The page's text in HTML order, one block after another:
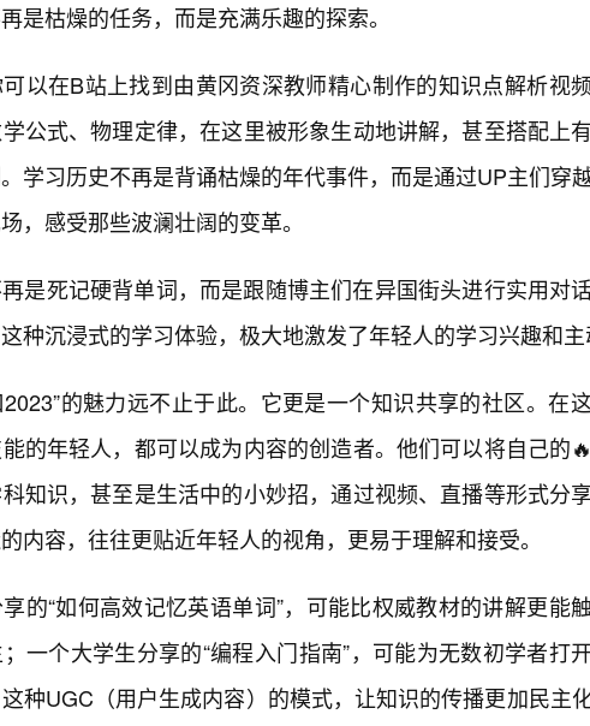
是枯燥的任务，而是充满乐趣的探索。
以在B站上找到由黄冈资深教师精心制作的知识点解析视
公式、物理定律，在这里被形象生动地讲解，甚至搭配上
学习历史不再是背诵枯燥的年代事件，而是通过UP主们穿
，感受那些波澜壮阔的变革。
是死记硬背单词，而是跟随博主们在异国街头进行实用对
种沉浸式的学习体验，极大地激发了年轻人的学习兴趣和主
的魅力远不止于此。它更是一个知识共享的社区。在
的年轻人，都可以成为内容的创造者。他们可以将自己的
知识，甚至是生活中的小妙招，通过视频、直播等形式分享
内容，往往更贴近年轻人的视角，更易于理解和接受。
的“如何高效记忆英语单词”，可能比权威教材的讲解更能
一个大学生分享的“编程入门指南”，可能为无数初学者打
种UGC（用户生成内容）的模式，让知识的传播更加民主